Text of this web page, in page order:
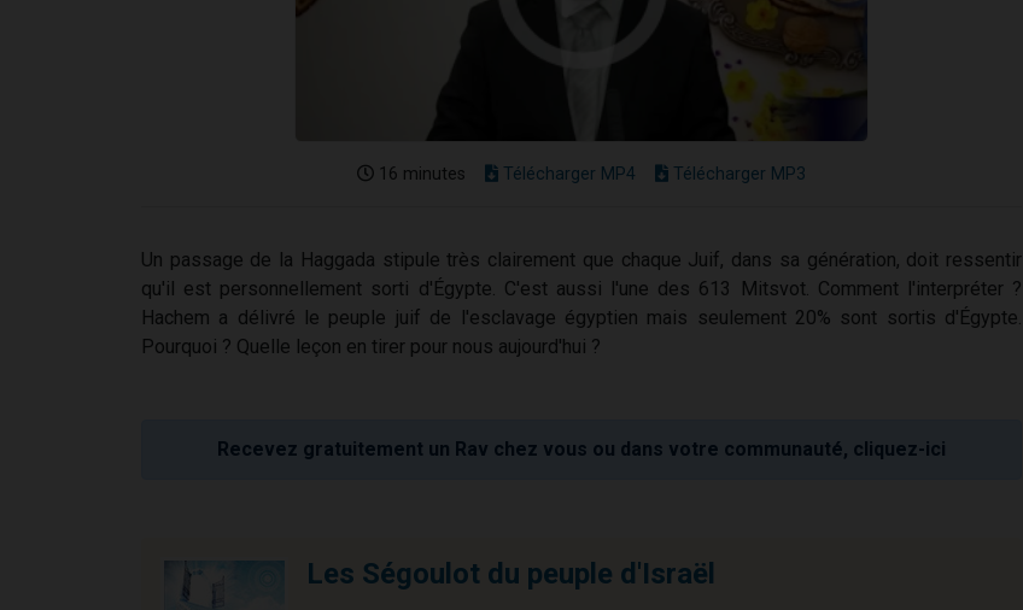
16 minutes Télécharger MP4 Télécharger MP3
Un passage de la Haggada stipule très clairement que chaque Juif, dans sa génération, doit ressentir
qu'il est personnellement sorti d'Égypte. C'est aussi l'une des 613 Mitsvot. Comment l'interpréter ?
Hachem a délivré le peuple juif de l'esclavage égyptien mais seulement 20% sont sortis d'Égypte.
Pourquoi ? Quelle leçon en tirer pour nous aujourd'hui ?
Recevez gratuitement un Rav chez vous ou dans votre communauté, cliquez-ici
Les Ségoulot du peuple d'Israël